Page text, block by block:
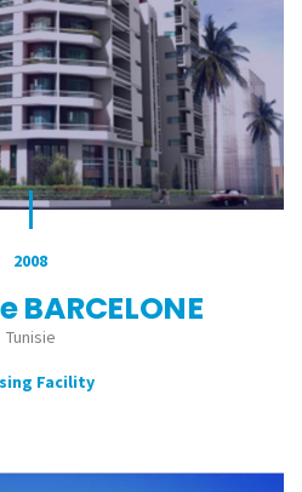
2008
Tunisie
Facility